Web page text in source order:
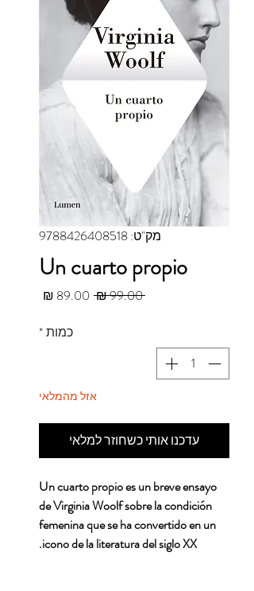
מק"ט: 9788426408518
Un cuarto propio
‏99.00 ‏₪ מחיר רגיל
כמות*
אזל מהמלאי
עדכנו אותי כשחוזר למלאי
Un cuarto propio es un breve ensayo
de Virginia Woolf sobre la condición
femenina que se ha convertido en un
icono de la literatura del siglo XX.